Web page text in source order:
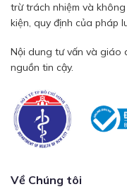
trừ trách nhiệm và
kiện, quy định của pháp
Nội dung tư vấn và giáo
nguồn tin cậy.
Về Chúng tôi